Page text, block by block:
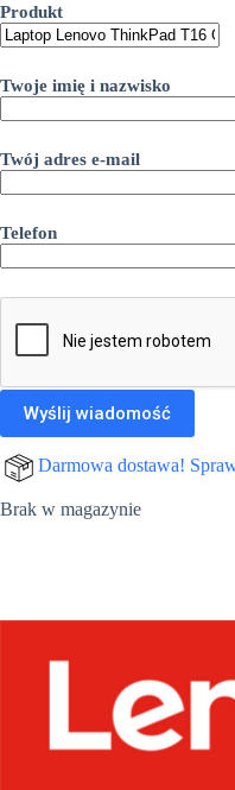
Produkt
Twoje imię i nazwisko
Twój adres e-mail
Telefon
Darmowa dostawa!
Brak w magazynie